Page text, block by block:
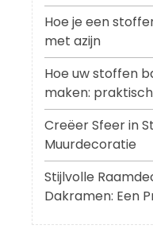
Hoe je een
met azijn
Hoe uw stoffen
maken:
Creëer Sfeer in
Muurdecoratie
Stijlvolle
Dakramen: Een